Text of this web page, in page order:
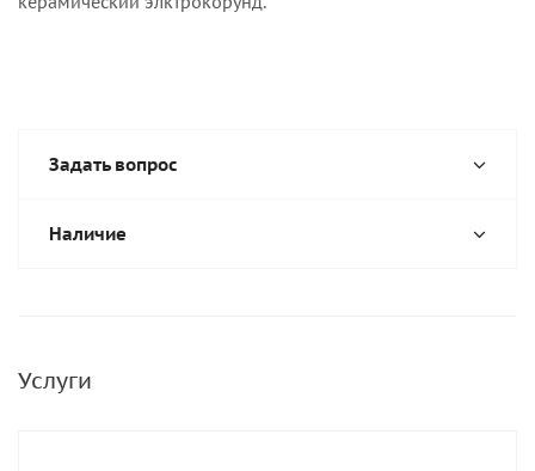
Задать вопрос
Наличие
Услуги